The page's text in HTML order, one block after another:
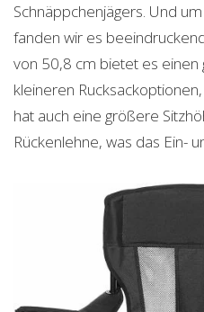
Schnäppchenjägers. Und
fanden wir es
von 50,8 cm bietet es einen
kleineren
hat auch eine größere
Rückenlehne, was das Ein-